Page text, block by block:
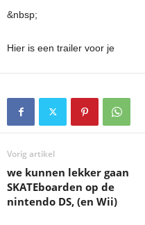
&nbsp;
Hier is een trailer voor je
Vorig artikel
we kunnen lekker gaan
SKATEboarden op de
nintendo DS, (en Wii)